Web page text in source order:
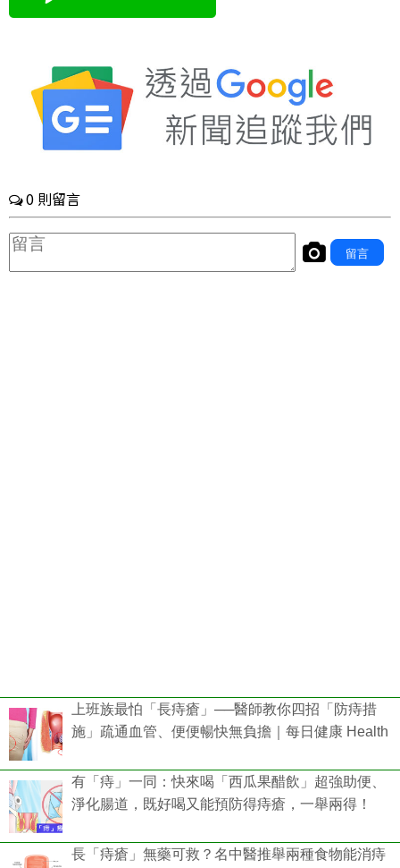
上班族最怕「長痔瘡」──醫師教你四招「防痔措
施」疏通血管、便便暢快無負擔｜每日健康 Health
有「痔」一同：快來喝「西瓜果醋飲」超強助便、
淨化腸道，既好喝又能預防得痔瘡，一舉兩得！
長「痔瘡」無藥可救？名中醫推舉兩種食物能消痔